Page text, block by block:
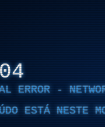
ERROR -
ESTÁ NESTE